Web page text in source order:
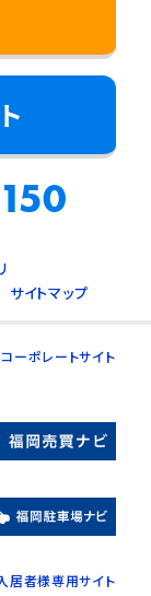
サイトマップ
コーポレートサイト
居者様専用サイト